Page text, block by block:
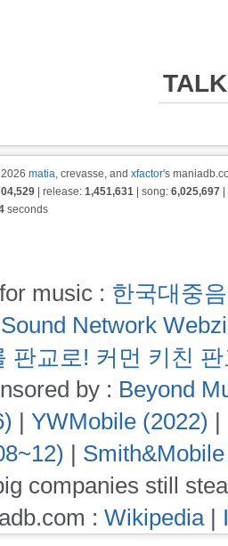
TALK
matia, crevasse, and xfactor's
| release: 1,451,631 | song: 6,025,697
seconds
music : 한국대중
Sound Network
판교로! 커먼 키친
by : Beyond
| YWMobile (2022) |
|
companies still
: Wikipedia|